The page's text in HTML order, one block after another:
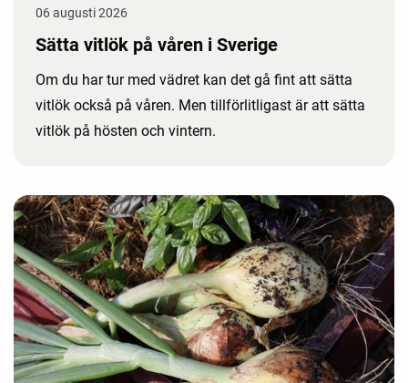
06 augusti 2026
Sätta vitlök på våren i Sverige
Om du har tur med vädret kan det gå fint att sätta
vitlök också på våren. Men tillförlitligast är att sätta
vitlök på hösten och vintern.